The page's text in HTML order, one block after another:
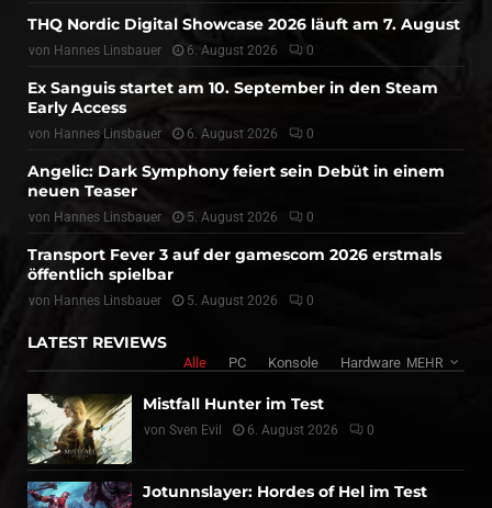
THQ Nordic Digital Showcase 2026 läuft am 7. August
von Hannes Linsbauer 6. August 2026 0
Ex Sanguis startet am 10. September in den Steam
Early Access
von Hannes Linsbauer 6. August 2026 0
Angelic: Dark Symphony feiert sein Debüt in einem
neuen Teaser
von Hannes Linsbauer 5. August 2026 0
Transport Fever 3 auf der gamescom 2026 erstmals
öffentlich spielbar
von Hannes Linsbauer 5. August 2026 0
LATEST REVIEWS
Alle PC Konsole Hardware MEHR
Mistfall Hunter im Test
von Sven Evil 6. August 2026 0
Jotunnslayer: Hordes of Hel im Test